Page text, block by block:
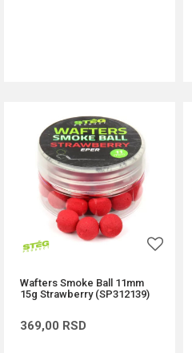
Wafters Smoke Ball 11mm
15g Strawberry (SP312139)
369,00 RSD